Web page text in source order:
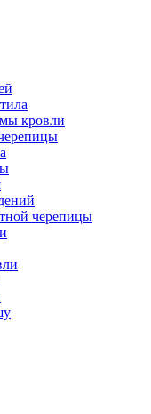
кровли
черепицы